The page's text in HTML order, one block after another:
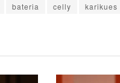
bateria celly karikues